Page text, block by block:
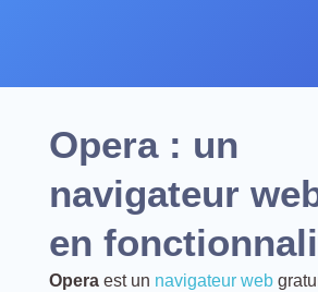
Opera : un
navigateur
en
Operaest un navigateur web